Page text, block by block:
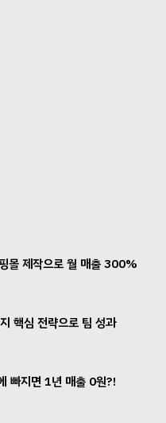
몰 제작으로 월 매출 300%
핵심 전략으로 팀 성과
빠지면 1년 매출 0원?!